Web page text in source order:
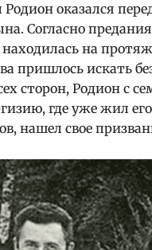
оказался
Согласно
находилась на
пришлось искать
сторон, Родион с
где уже жил
нашел свое